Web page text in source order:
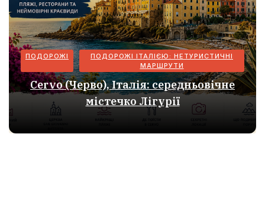
ПОДОРОЖІ
ПОДОРОЖІ ІТАЛІЄЮ: НЕТУРИСТИЧНІ
МАРШРУТИ
Cervo (Черво), Італія: середньовічне
містечко Лігурії